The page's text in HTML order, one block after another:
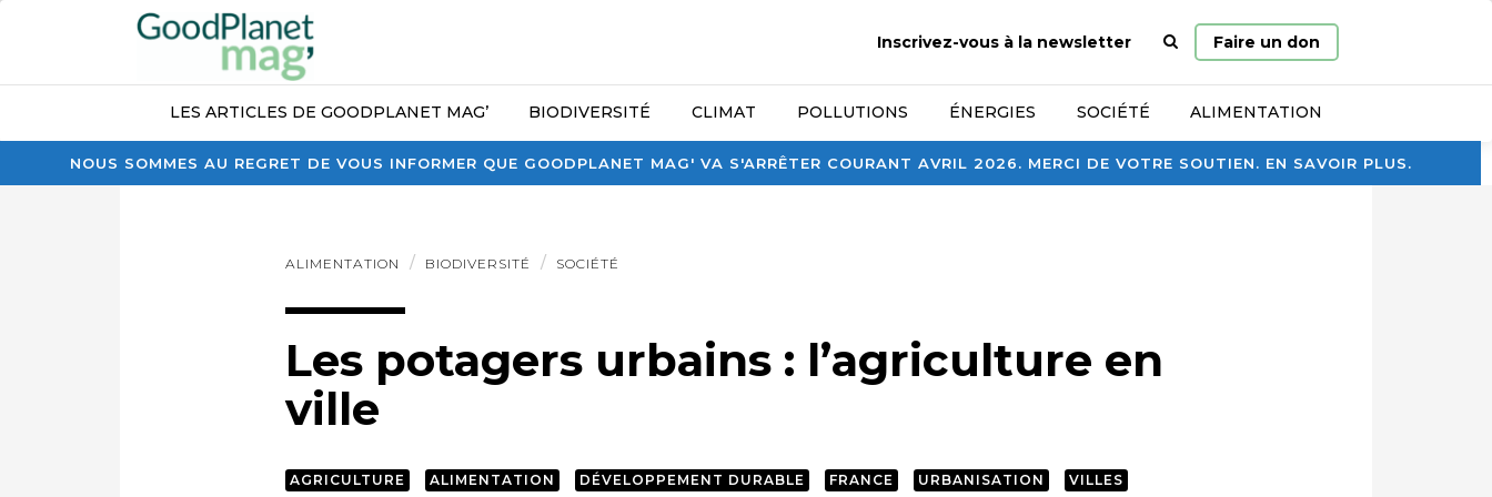
NOUS SOMMES AU REGRET DE VOUS INFORMER QUE GOODPLANET MAG' VA S'ARRÊTER COURANT AVRIL 2026. MERCI DE VOTRE SOUTIEN. EN SAVOIR PLUS.
Inscrivez-vous à la newsletter
Page
d’accueil
Faire un don
LES ARTICLES DE GOODPLANET MAG’ BIODIVERSITÉ CLIMAT POLLUTIONS ÉNERGIES SOCIÉTÉ ALIMENTATION
ALIMENTATION BIODIVERSITÉ SOCIÉTÉ
Les potagers urbains : l’agriculture en
ville
AGRICULTURE ALIMENTATION DÉVELOPPEMENT DURABLE FRANCE URBANISATION VILLES